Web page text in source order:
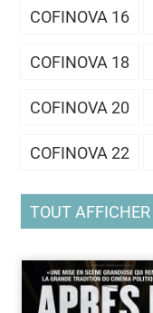
COFINOVA 16
COFINOVA 18
COFINOVA 20
COFINOVA 22
TOUT AFFICHER